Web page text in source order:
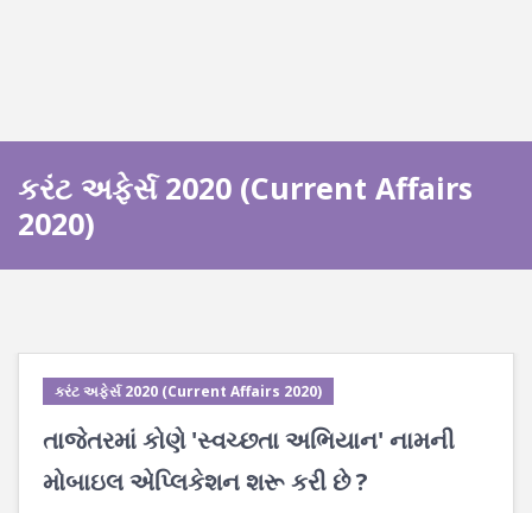
કરંટ અફેર્સ 2020 (Current Affairs
2020)
કરંટ અફેર્સ 2020 (Current Affairs 2020)
તાજેતરમાં કોણે 'સ્વચ્છતા અભિયાન' નામની
મોબાઇલ એપ્લિકેશન શરૂ કરી છે ?